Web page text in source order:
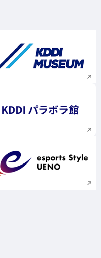
新規ウィンドウで
新規ウィンドウで
新規ウィンドウで